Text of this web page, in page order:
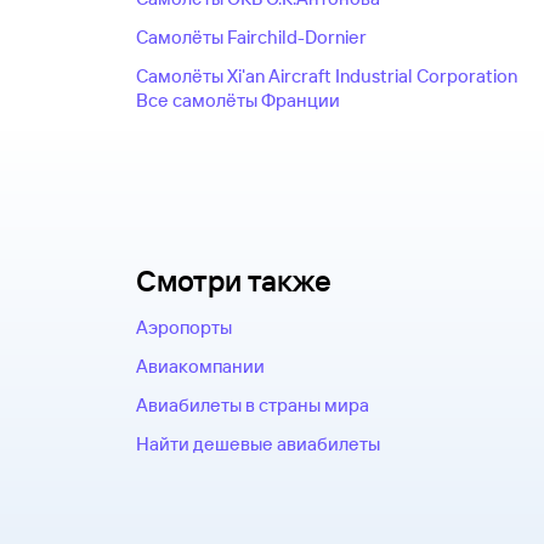
Самолëты Fairchild-Dornier
Самолëты Xi'an Aircraft Industrial Corporation
Все самолëты Франции
Смотри также
Аэропорты
Авиакомпании
Авиабилеты в страны мира
Найти дешевые авиабилеты